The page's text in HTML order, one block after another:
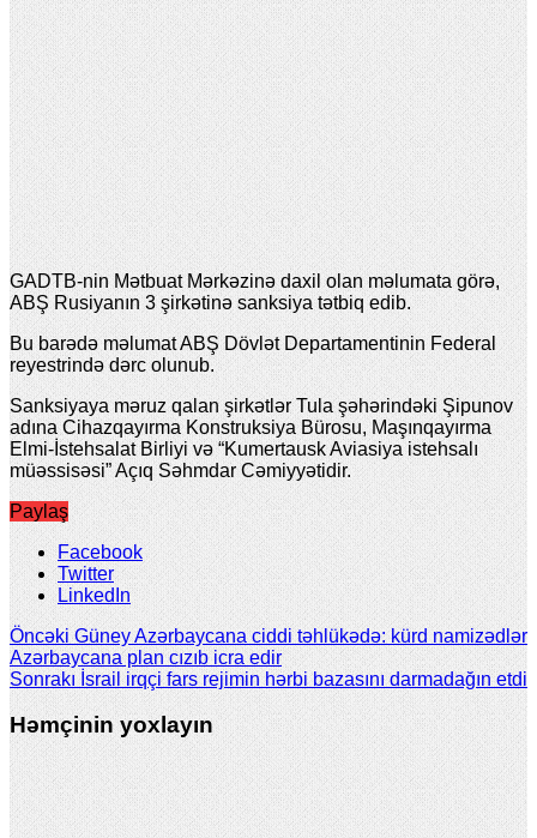
GADTB-nin Mətbuat Mərkəzinə daxil olan məlumata görə,
ABŞ Rusiyanın 3 şirkətinə sanksiya tətbiq edib.
Bu barədə məlumat ABŞ Dövlət Departamentinin Federal
reyestrində dərc olunub.
Sanksiyaya məruz qalan şirkətlər Tula şəhərindəki Şipunov
adına Cihazqayırma Konstruksiya Bürosu, Maşınqayırma
Elmi-İstehsalat Birliyi və “Kumertausk Aviasiya istehsalı
müəssisəsi” Açıq Səhmdar Cəmiyyətidir.‍
Paylaş
Facebook
Twitter
LinkedIn
ÖncəkiGüney Azərbaycana ciddi təhlükədə: kürd namizədlər
Azərbaycana plan cızıb icra edir
Sonrakı İsrail irqçi fars rejimin hərbi bazasını darmadağın etdi
Həmçinin yoxlayın